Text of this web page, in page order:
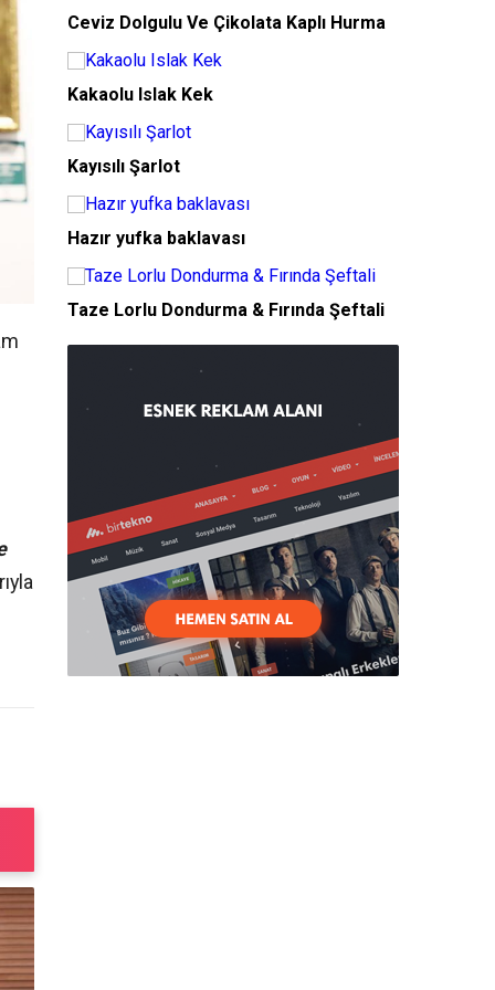
Ceviz Dolgulu Ve Çikolata Kaplı Hurma
Kakaolu Islak Kek
Kayısılı Şarlot
Hazır yufka baklavası
Taze Lorlu Dondurma & Fırında Şeftali